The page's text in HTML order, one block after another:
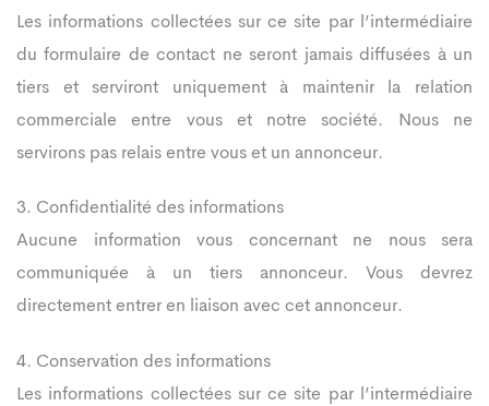
Les informations collectées sur ce site par l’intermédiaire
du formulaire de contact ne seront jamais diffusées à un
tiers et serviront uniquement à maintenir la relation
commerciale entre vous et notre société. Nous ne
servirons pas relais entre vous et un annonceur.
3. Confidentialité des informations
Aucune information vous concernant ne nous sera
communiquée à un tiers annonceur. Vous devrez
directement entrer en liaison avec cet annonceur.
4. Conservation des informations
Les informations collectées sur ce site par l’intermédiaire